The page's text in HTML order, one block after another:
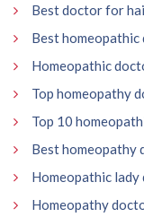
Best doctor for
Best
Homeopathic
Top homeopathy
Top 10
Best homeopathy
Homeopathic
Homeopathy